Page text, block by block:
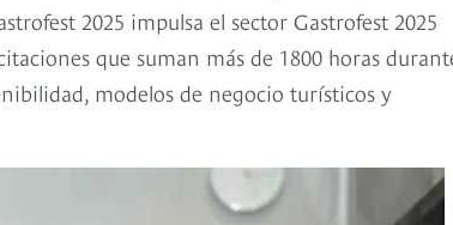
2025 impulsa el sector Gastrofest 2025
que suman más de 1800 horas
modelos de negocio turísticos y